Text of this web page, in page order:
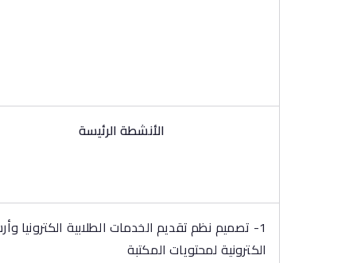
الأنشطة الرئيسة
1- تصميم نظم تقديم الخدمات الطلابية الكترونيا
الكترونية لمحتويات المكتبة